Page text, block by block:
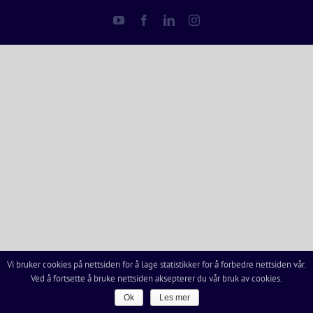
YouTubeFacebookLinkedInInstagram
Vi bruker cookies på nettsiden for å lage statistikker for å forbedre nettsiden vår.
Ved å fortsette å bruke nettsiden aksepterer du vår bruk av cookies.
Ok Les mer